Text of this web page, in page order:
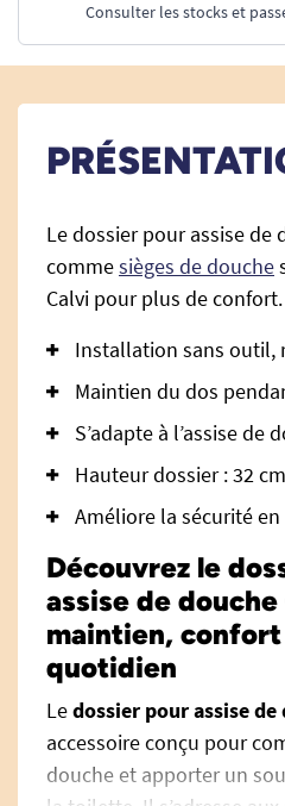
Consulter les stocks et
Le dossier pour assise de
commesièges de douche
Calvi pour plus de confort.
Installation sans outil,
Maintien du dos
S’adapte à l’assise de
Hauteur dossier : 32 cm
Améliore la sécurité
Découvrez le
assise de
maintien,
quotidien
Ledossier pour assise de
accessoire conçu pour
douche et apporter un